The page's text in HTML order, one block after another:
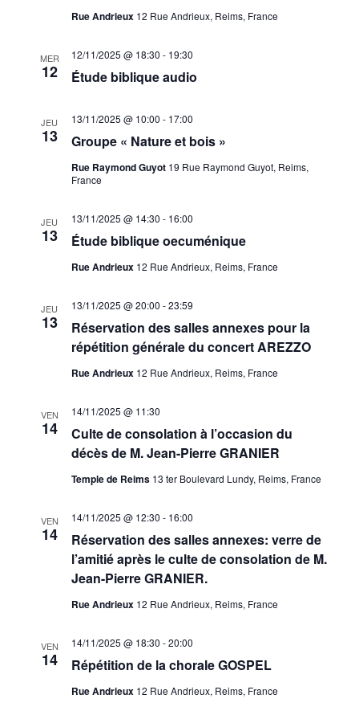
Rue Andrieux 12 Rue Andrieux, Reims, France
MER
12 Étude biblique audio
12/11/2025 @ 18:30 - 19:30
JEU
13 Groupe « Nature et bois »
13/11/2025 @ 10:00 - 17:00
Rue Raymond Guyot 19 Rue Raymond Guyot, Reims,
France
JEU
13 Étude biblique oecuménique
13/11/2025 @ 14:30 - 16:00
Rue Andrieux 12 Rue Andrieux, Reims, France
JEU
13
Réservation des salles annexes pour la
répétition générale du concert AREZZO
13/11/2025 @ 20:00 -23:59
Rue Andrieux 12 Rue Andrieux, Reims, France
VEN
14
Culte de consolation à l’occasion du
décès de M. Jean-Pierre GRANIER
14/11/2025 @ 11:30
Temple de Reims 13 ter Boulevard Lundy, Reims, France
VEN
14
Réservation des salles annexes: verre de
l’amitié après le culte de consolation de M.
Jean-Pierre GRANIER.
14/11/2025 @ 12:30 - 16:00
Rue Andrieux 12 Rue Andrieux, Reims, France
VEN
14 Répétition de la chorale GOSPEL
14/11/2025 @ 18:30 -20:00
Rue Andrieux 12 Rue Andrieux, Reims, France